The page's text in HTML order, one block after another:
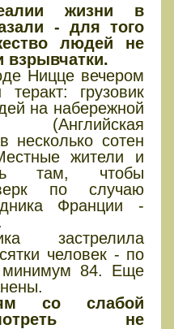
жизни в
- для того
людей не
взрывчатки.
Ницце вечером
грузовик
на набережной
(Английская
несколько сотен
жители и
там, чтобы
по случаю
Франции -
застрелила
человек - по
минимум 84. Еще
со слабой
не